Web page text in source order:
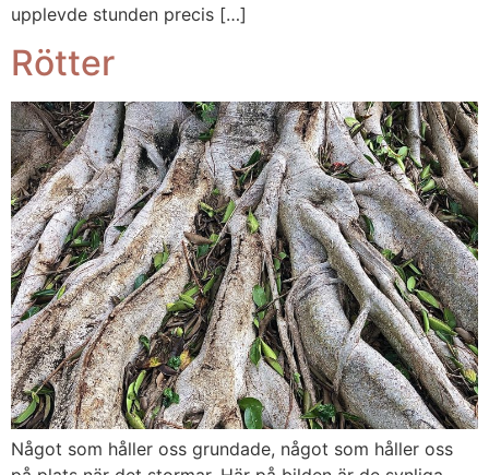
upplevde stunden precis […]
Rötter
Något som håller oss grundade, något som håller oss